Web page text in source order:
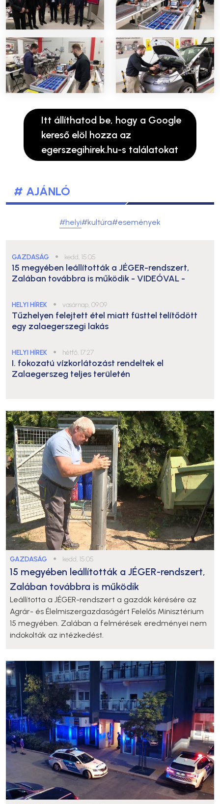
Itt állíthatod be, hogy a Google
kereső elöl hozza az
egerszegihirek.hu-s találatokat
# AJÁNLÓ
#helyi#kultúra#események
GAZDASÁG ● kedd, 15:05
15 megyében leállították a JÉGER-rendszert,
Zalában továbbra is működik - VIDEÓVAL -
HELYI HÍREK ● vasárnap, 09:09
Tűzhelyen felejtett étel miatt füsttel telítődött
egy zalaegerszegi lakás
HELYI HÍREK ● hétfő, 17:27
I. fokozatú vízkorlátozást rendeltek el
Zalaegerszeg teljes területén
GAZDASÁG ● kedd, 15:05
15 megyében leállították a JÉGER-rendszert,
Zalában továbbra is működik
Leállította a JÉGER-rendszert a gazdák kérésére az
Agrár- és Élelmiszergazdaságért Felelős Minisztérium
15 megyében. Zalában a felmérések eredményei nem
indokolták az intézkedést.